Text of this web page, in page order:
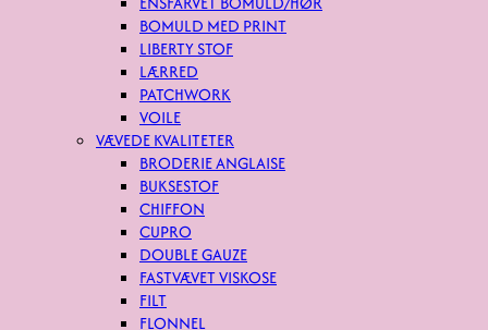
BOMULD MED PRINT
LIBERTY STOF
LÆRRED
PATCHWORK
VOILE
VÆVEDE KVALITETER
BRODERIE ANGLAISE
BUKSESTOF
CHIFFON
CUPRO
DOUBLE GAUZE
FASTVÆVET VISKOSE
FILT
FLONNEL